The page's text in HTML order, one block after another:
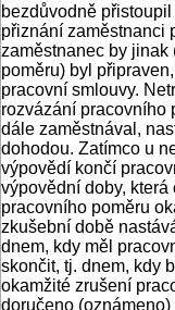
bezdůvodně
přiznání zaměstnanci
zaměstnanec by
poměru) byl
pracovní smlouvy.
rozvázání pracovního
dále zaměstnával,
dohodou. Zatímco u
výpovědí končí
výpovědní doby,
pracovního poměru
zkušební době
dnem, kdy měl
skončit, tj. dnem, kdy
okamžité zrušení
doručeno